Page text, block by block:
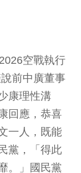
空戰執行
前中廣董事
康理性溝
回應，恭喜
一人，既能
黨，「得此
。」國民黨